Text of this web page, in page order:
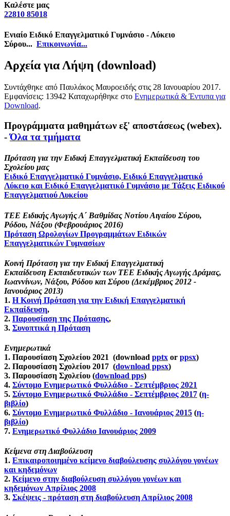
Καλέστε μας
22810 85018
Ενιαίο Ειδικό Επαγγελματικό Γυμνάσιο - Λύκειο
Σύρου... Επικοινωνία...
Αρχεία για Λήψη (download)
Συντάχθηκε από Παυλάκος Μαυροειδής στις 28 Ιανουαρίου 2017.
Εμφανίσεις: 13942 Καταχωρήθηκε στο Ενημερωτικά & Έντυπα για
Download.
Προγράμματα μαθημάτων εξ' αποστάσεως (webex).
-Όλα τα τμήματα
Πρόταση για την Ειδική Επαγγελματική Εκπαίδευση του
Σχολείου μας
Ειδικό Επαγγελματικό Γυμνάσιο, Ειδικό Επαγγελματικό
Λύκειο και Ειδικό Επαγγελματικό Γυμνάσιο με Τάξεις Ειδικού
Επαγγελματιού Λυκείου
ΤΕΕ Ειδικής Αγωγής Α΄ Βαθμίδας Νοτίου Αιγαίου Σύρου,
Ρόδου, Νάξου (Φεβρουάριος 2016)
Πρόταση Ωρολογίων Προγραμμάτων Ειδικών
Επαγγελματικών Γυμνασίων
Κοινή Πρόταση για την Ειδική Επαγγελματική
Εκπαίδευση Εκπαιδευτικών των ΤΕΕ Ειδικής Αγωγής Δράμας,
Ιωαννίνων, Νάξου, Ρόδου και Σύρου (Δεκέμβριος 2012 -
Ιανουάριος 2013)
1. Η Κοινή Πρόταση για την Ειδική Επαγγελματική
Εκπαίδευση,
2. Παρουσίαση της Πρότασης,
3. Συνοπτικά η Πρόταση
Ενημερωτικά
1. Παρουσίαση Σχολείου 2021 (download pptx or ppsx)
2. Παρουσίαση Σχολείου 2017 (download ppsx)
3. Παρουσίαση Σχολείου (download pps)
4. Σύντομο Ενημερωτικό Φυλλάδιο - Σεπτέμβριος 2021
5. Σύντομο Ενημερωτικό Φυλλάδιο - Σεπτέμβριος 2017 (η-
βιβλίο)
6. Σύντομο Ενημερωτικό Φυλλάδιο - Ιανουάριος 2015 (η-
βιβλίο)
7. Ενημερωτικό Φυλλάδιο Ιανουάριος 2009
Κείμενα στη Διαβούλευση
1. Επικαιροποιημένο κείμενο διαβούλευσης συλλόγου γονέων
και κηδεμόνων
2. Κείμενο στην διαβούλευση συλλόγου γονέων και
κηδεμόνων Απρίλιος 2008
3. Σκέψεις - πρόταση στη διαβούλευση Απρίλιος 2008